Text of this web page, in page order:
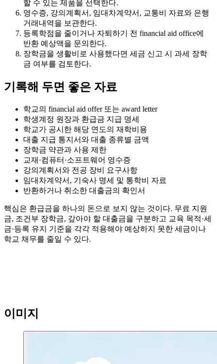
할 수 있는 제품을 선택한다.
영수증, 강의계획서, 임대차계약서, 교통비 자료와 은행
거래내역을 보관한다.
등록학점을 줄이거나 자퇴하기 전 financial aid office에
반환 예상액을 문의한다.
장학금을 생활비로 사용했다면 세금 신고 시 과세 장학
금 여부를 검토한다.
기록해 두면 좋은 자료
학교의 financial aid offer 또는 award letter
학생계정 원장과 환급금 지급 명세
학교가 공시한 해당 연도의 재학비용
대출 지급 통지서와 대출 종류별 금액
장학금 약관과 사용 제한
교재·컴퓨터·소프트웨어 영수증
강의계획서와 전공 장비 요구사항
임대차계약서, 기숙사 명세 및 통학비 자료
반환하거나 취소한 대출금의 확인서
핵심은 환급금을 하나의 돈으로 보지 않는 것이다. 무료 지원
금, 조건부 장학금, 갚아야 할 대출금을 구분하고 교육 목적·세
금·등록 유지 기준을 각각 적용해야 예상하지 못한 세금이나
학교 채무를 줄일 수 있다.
이미지